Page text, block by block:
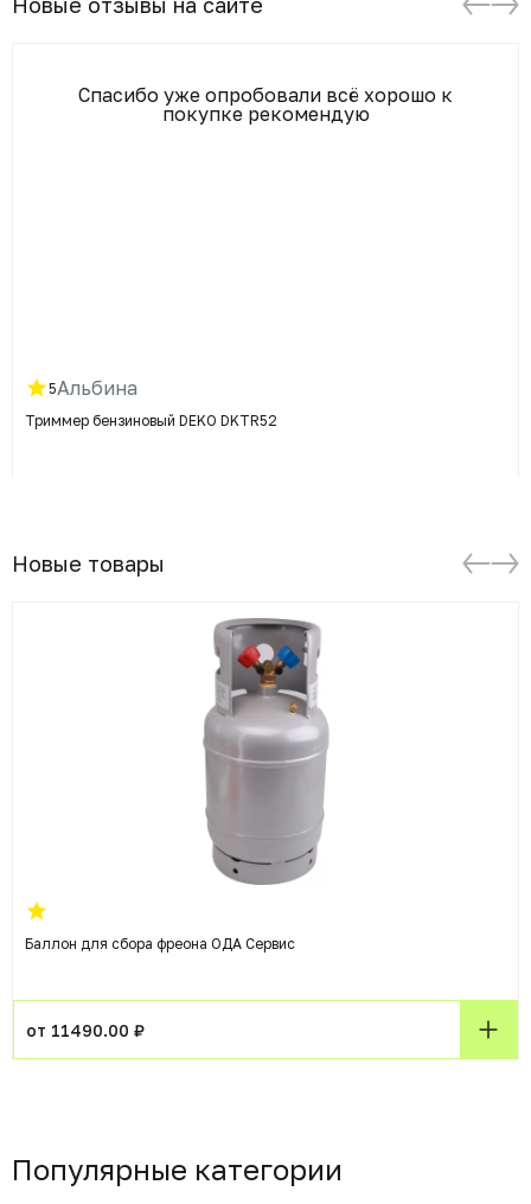
Спасибо уже опробовали всё хорошо к
покупке рекомендую
5Альбина
Триммер бензиновый DEKO DKTR52
Новые товары
Баллон для сбора фреона ОДА Сервис
от 11490.00 ₽
Популярные категории